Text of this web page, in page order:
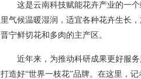
这是云南科技赋能花卉产业的一
里气候温暖湿润，适宜各种花卉生长
晋宁鲜切花和多肉的主产区。
近年来，为推动科研成果更好服
打造好“世界一枝花”品牌。在这里，记